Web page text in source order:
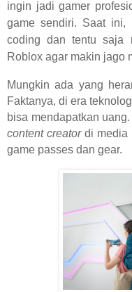
ingin jadi gamer
game sendiri. Saat ini,
coding dan tentu saja
Roblox agar makin jago
Mungkin ada yang
Faktanya, di era
bisa mendapatkan
content creatordi media
game passes dan gear.